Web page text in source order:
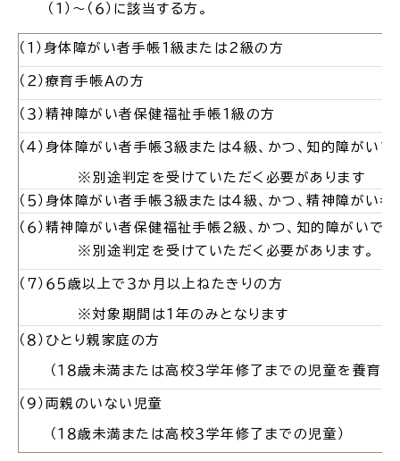
妊娠・出産 子育て
入園・入学 結婚・離婚
引っ越し 就職・転職・退職
高齢者・介護 病気・ケガ
（１）～（６）に該当する方。
（１）身体障がい者手帳１級または２級の方
（２）療育手帳Ａの方
（３ ）精神障がい者保健福祉手帳１級の方
（４）身体障がい者手帳３級または４級、かつ、知的障がい
※別途判定を受けていただく必要があります
（５） 身体障がい者手帳３級または４級、かつ、精神障がい
（６）精神障がい者保健福祉手帳２級、かつ、知的障がいで
※別途判定を受けていただく必要があります。
（７）６５歳以上で３か月以上ねたきりの方
※対象期間は１年のみとなります
（８）ひとり親家庭の方
（１８歳未満または高校３学年修了までの児童を養育す
（９）両親のいない児童
（１８歳未満または高校３学年修了までの児童）